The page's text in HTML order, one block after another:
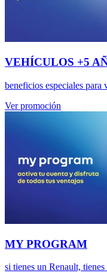
VEHÍCULOS +5
beneficios especiales para
Ver promoción
MY PROGRAM
si tienes un Renault,